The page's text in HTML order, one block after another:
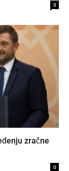
0
zračne
0